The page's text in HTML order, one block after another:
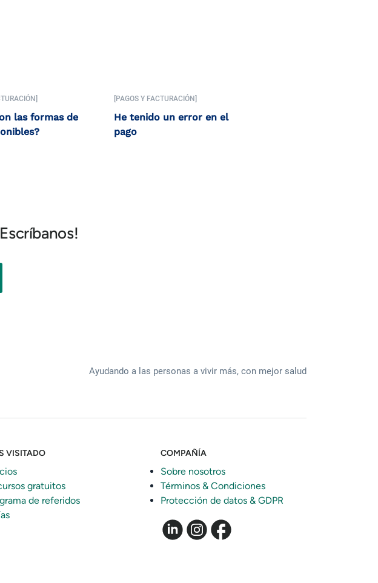
las formas de
[PAGOS Y FACTURACIÓN]
He tenido un error en el
pago
Ayudando a las personas a vivir más, con mejor salud
VISITADO
gratuitos
de referidos
COMPAÑÍA
Sobre nosotros
Términos & Condiciones
Protección de datos & GDPR